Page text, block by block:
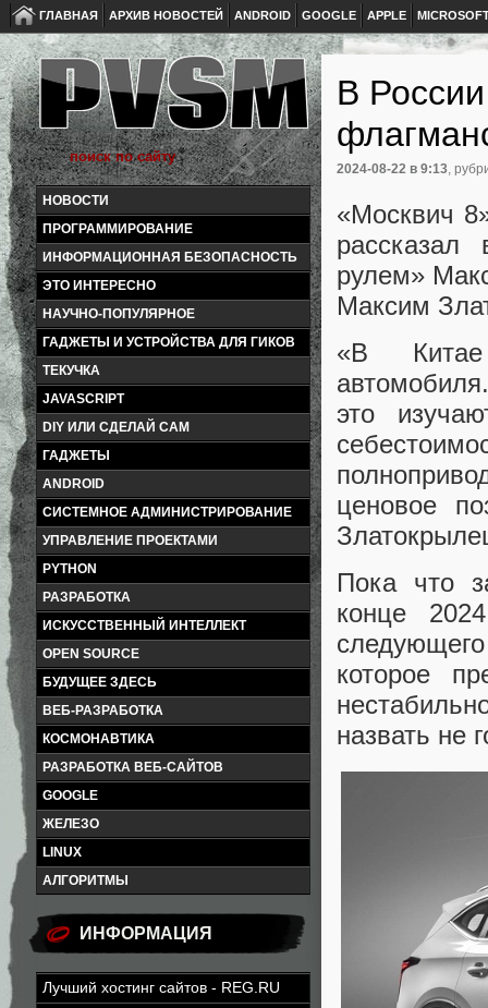
ГЛАВНАЯ АРХИВ НОВОСТЕЙ ANDROID GOOGLE APPLE
НОВОСТИ
ПРОГРАММИРОВАНИЕ
ИНФОРМАЦИОННАЯ БЕЗОПАСНОСТЬ
ЭТО ИНТЕРЕСНО
НАУЧНО-ПОПУЛЯРНОЕ
ГАДЖЕТЫ И УСТРОЙСТВА ДЛЯ ГИКОВ
ТЕКУЧКА
JAVASCRIPT
DIY ИЛИ СДЕЛАЙ САМ
ГАДЖЕТЫ
ANDROID
СИСТЕМНОЕ АДМИНИСТРИРОВАНИЕ
УПРАВЛЕНИЕ ПРОЕКТАМИ
PYTHON
РАЗРАБОТКА
ИСКУССТВЕННЫЙ ИНТЕЛЛЕКТ
OPEN SOURCE
БУДУЩЕЕ ЗДЕСЬ
ВЕБ-РАЗРАБОТКА
КОСМОНАВТИКА
РАЗРАБОТКА ВЕБ-САЙТОВ
GOOGLE
ЖЕЛЕЗО
LINUX
АЛГОРИТМЫ
ИНФОРМАЦИЯ
Лучший хостинг сайтов - REG.RU
В
2024-08-22 в 9:13,
«Москвич
рулем»
Максим
«В Китае
это
ценовое
Пока что
конце
которое
назвать не